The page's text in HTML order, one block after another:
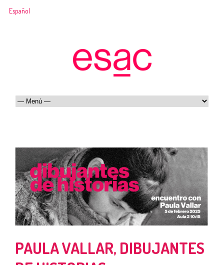
Español
PAULA VALLAR, DIBUJANTES